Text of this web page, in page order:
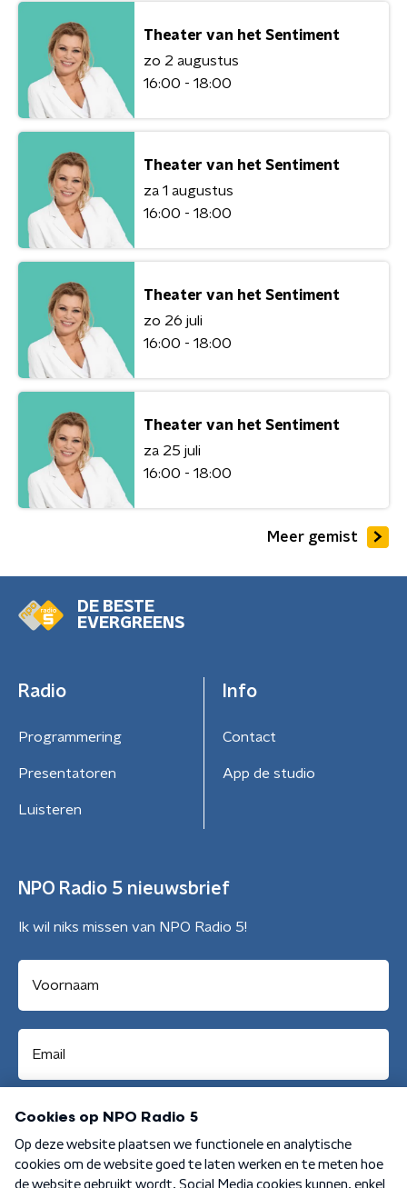
Theater van het Sentiment
zo 2 augustus
16:00 - 18:00
Theater van het Sentiment
za 1 augustus
16:00 - 18:00
Theater van het Sentiment
zo 26 juli
16:00 - 18:00
Theater van het Sentiment
za 25 juli
16:00 - 18:00
Meer gemist
DE BESTE
EVERGREENS
Radio
Programmering
Presentatoren
Luisteren
Info
Contact
App de studio
NPO Radio 5 nieuwsbrief
Ik wil niks missen van NPO Radio 5!
Aanmelden